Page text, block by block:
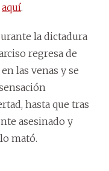
aquí.
la dictadura
regresa de
las venas y se
hasta que tras
asesinado y
mató.